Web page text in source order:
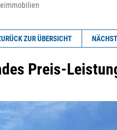
ZUR ÜBERSICHT
Preis-